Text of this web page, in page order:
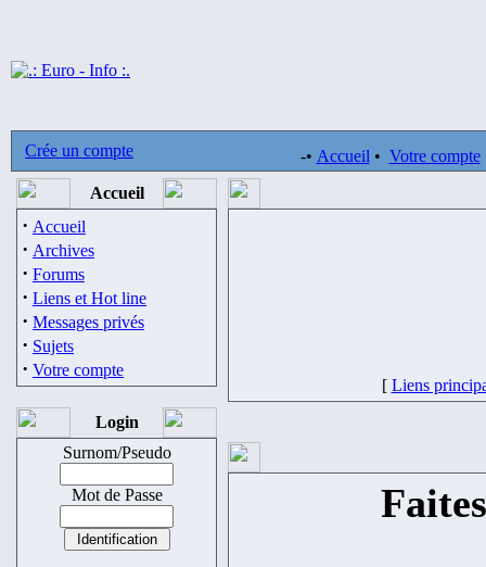
Crée un compte -• Accueil • Votre compte
Accueil
· Accueil
· Archives
· Forums
· Liens et Hot line
· Messages privés
· Sujets
· Votre compte
Login
Surnom/Pseudo
Mot de Passe
[ Liens